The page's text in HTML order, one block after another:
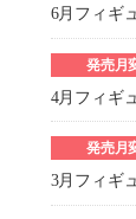
6月フィギ
発売月
4月フィギ
発売月
3月フィギ